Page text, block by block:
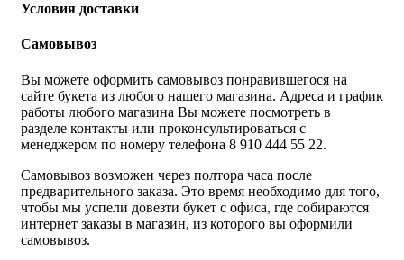
Условия доставки
Самовывоз
Вы можете оформить самовывоз понравившегося на
сайте букета из любого нашего магазина. Адреса и график
работы любого магазина Вы можете посмотреть в
разделе контакты или проконсультироваться с
менеджером по номеру телефона 8 910 444 55 22.
Самовывоз возможен через полтора часа после
предварительного заказа. Это время необходимо для того,
чтобы мы успели довезти букет с офиса, где собираются
интернет заказы в магазин, из которого вы оформили
самовывоз.